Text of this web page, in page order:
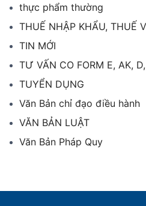
thực phẩm thường
THUẾ NHẬP KHẨU, THUẾ
TIN MỚI
TƯ VẤN CO FORM E, AK,
TUYỂN DỤNG
Văn Bản chỉ đạo điều hành
VĂN BẢN LUẬT
Văn Bản Pháp Quy